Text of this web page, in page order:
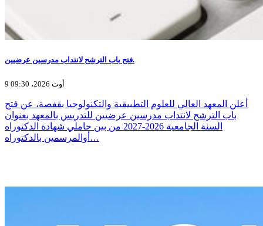
فتح باب الترشح لانتداب مدرسين عرضيين.
9 أوت 2026، 09:30
أعلن المعهد العالي للعلوم التطبيقية والتكنولوجيا بقفصة، عن فتح
باب الترشح لانتداب مدرسين عرضيين للتدريس بالمعهد بعنوان
السنة الجامعية 2026-2027 من بين حاملي شهادة الدكتوراه
أوالمرسمين بالدكتوراه…